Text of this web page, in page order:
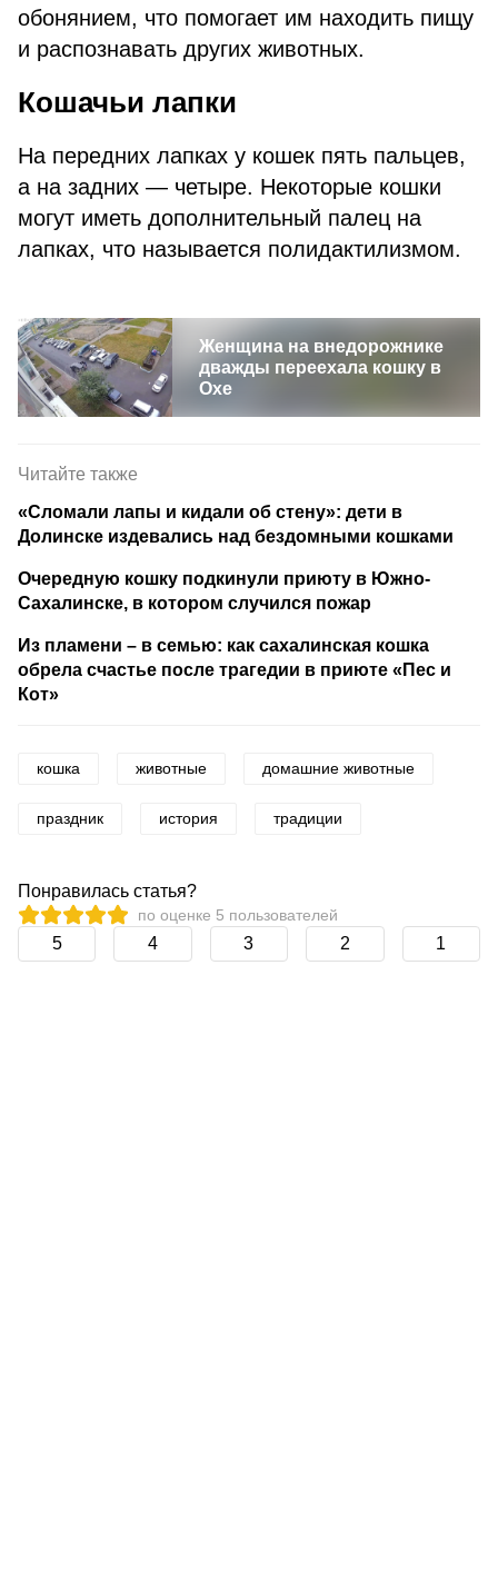
обонянием, что помогает им находить пищу
и распознавать других животных.
Кошачьи лапки
На передних лапках у кошек пять пальцев,
а на задних — четыре. Некоторые кошки
могут иметь дополнительный палец на
лапках, что называется полидактилизмом.
Женщина на внедорожнике
дважды переехала кошку в
Охе
Читайте также
«Сломали лапы и кидали об стену»: дети в
Долинске издевались над бездомными кошками
Очередную кошку подкинули приюту в Южно-
Сахалинске, в котором случился пожар
Из пламени – в семью: как сахалинская кошка
обрела счастье после трагедии в приюте «Пес и
Кот»
кошка животные домашние животные
праздник история традиции
Понравилась статья?
по оценке 5 пользователей
5 4 3 2 1